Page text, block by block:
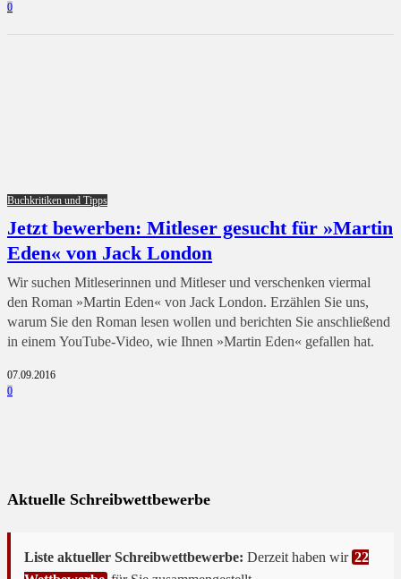
0
Buchkritiken und Tipps
Jetzt bewerben: Mitleser gesucht für »Martin
Eden« von Jack London
Wir suchen Mitleserinnen und Mitleser und verschenken viermal
den Roman »Martin Eden« von Jack London. Erzählen Sie uns,
warum Sie den Roman lesen wollen und berichten Sie anschließend
in einem YouTube-Video, wie Ihnen »Martin Eden« gefallen hat.
07.09.2016
0
Aktuelle Schreibwettbewerbe
Liste aktueller Schreibwettbewerbe: Derzeit haben wir 22